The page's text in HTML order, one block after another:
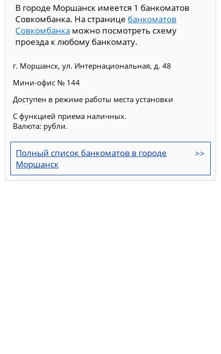
В городе Моршанск имеется 1 банкоматов
Совкомбанка. На странице банкоматов
Совкомбанка можно посмотреть схему
проезда к любому банкомату.
г. Моршанск, ул. Интернациональная, д. 48
Мини-офис № 144
Доступен в режиме работы места установки
С функцией приема наличных.
Валюта: рубли.
Полный список банкоматов в городе
Моршанск